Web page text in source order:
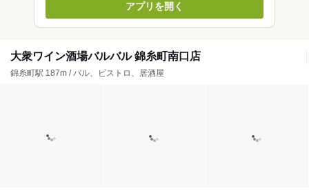
アプリを開く
大衆ワイン酒場バルバル 錦糸町南口店
錦糸町駅 187m / バル、ビストロ、居酒屋